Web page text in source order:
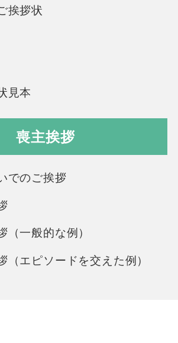
挨拶状
見本
喪主挨拶
でのご挨拶
（一般的な例）
（エピソードを交えた例）